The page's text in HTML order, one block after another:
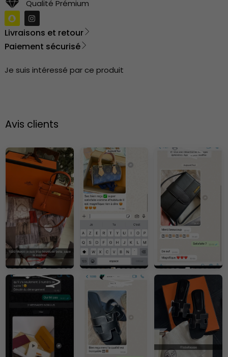
Qualité Prémium
Livraisons et retour
Paiement sécurisé
Je suis intéressé par ce produit
Avis clients